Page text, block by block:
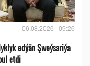
06.08.2026 - 09:26
edýän Şweýsariýa
etdi